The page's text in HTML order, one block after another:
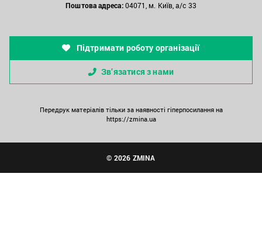
Поштова адреса:04071, м. Київ, а/с 33
Підтримати роботу організації
Зв’язатися з нами
Передрук матеріалів тільки за наявності гіперпосилання на
https://zmina.ua
© 2026 ZMINA